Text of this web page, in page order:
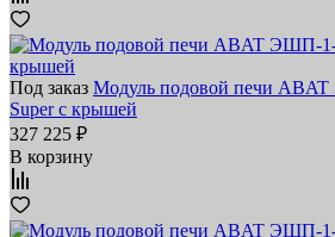
Под заказ Модуль подовой печи
Super с крышей
327 225 ₽
В корзину